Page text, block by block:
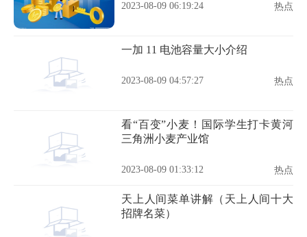
2023-08-09 06:19:24 热点
一加 11 电池容量大小介绍
2023-08-09 04:57:27 热点
看“百变”小麦！国际学生打卡黄河
三角洲小麦产业馆
2023-08-09 01:33:12 热点
天上人间菜单讲解（天上人间十大
招牌名菜）